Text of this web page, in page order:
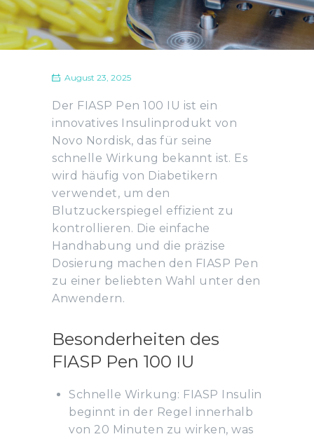
August 23, 2025
Der FIASP Pen 100 IU ist ein
innovatives Insulinprodukt von
Novo Nordisk, das für seine
schnelle Wirkung bekannt ist. Es
wird häufig von Diabetikern
verwendet, um den
Blutzuckerspiegel effizient zu
kontrollieren. Die einfache
Handhabung und die präzise
Dosierung machen den FIASP Pen
zu einer beliebten Wahl unter den
Anwendern.
Besonderheiten des
FIASP Pen 100 IU
Schnelle Wirkung: FIASP Insulin
beginnt in der Regel innerhalb
von 20 Minuten zu wirken, was